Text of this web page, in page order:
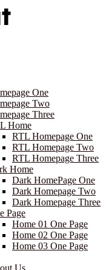
One
Two
Three
Home
RTL Homepage One
RTL Homepage Two
RTL Homepage Three
Home
Dark HomePage One
Dark Homepage Two
Dark Homepage Three
Page
Home 01 One Page
Home 02 One Page
Home 03 One Page
Us